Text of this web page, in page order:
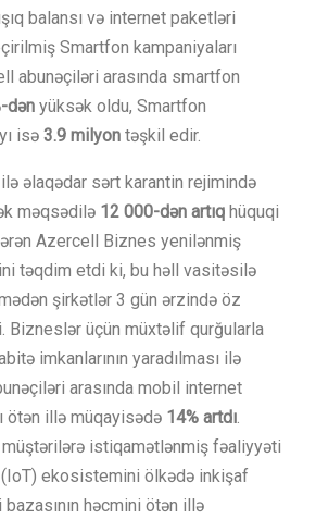
balansı və internet paketləri
Smartfon kampaniyaları
abunəçiləri arasında smartfon
dən yüksək oldu, Smartfon
isə 3.9 milyon təşkil edir.
əlaqədar sərt karantin rejimində
məqsədilə 12 000-dən artıq hüquqi
Azercell Biznes yenilənmiş
təqdim etdi ki, bu həll vasitəsilə
şirkətlər 3 gün ərzində öz
Bizneslər üçün müxtəlif qurğularla
imkanlarının yaradılması ilə
arasında mobil internet
ötən illə müqayisədə 14% artdı.
istiqamətlənmiş fəaliyyəti
ekosistemini ölkədə inkişaf
həcmini ötən illə